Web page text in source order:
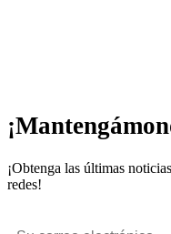
¡Obtenga las últimas
redes!